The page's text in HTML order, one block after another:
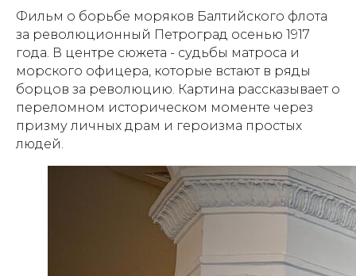
Фильм о борьбе моряков Балтийского флота
за революционный Петроград осенью 1917
года. В центре сюжета - судьбы матроса и
морского офицера, которые встают в ряды
борцов за революцию. Картина рассказывает о
переломном историческом моменте через
призму личных драм и героизма простых
людей.